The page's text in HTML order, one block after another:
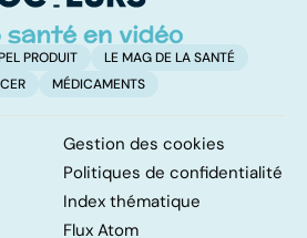
PRODUIT
LE MAG DE LA SANTÉ
MÉDICAMENTS
Gestion des cookies
Politiques de confidentialité
Index thématique
Flux Atom